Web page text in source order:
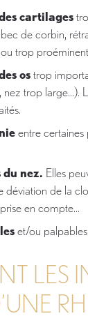
cartilages
de corbin,
trop
ostrop
nez trop large...).
entre
du nez. Elles
déviation de la
en compte...
et/ou
LES